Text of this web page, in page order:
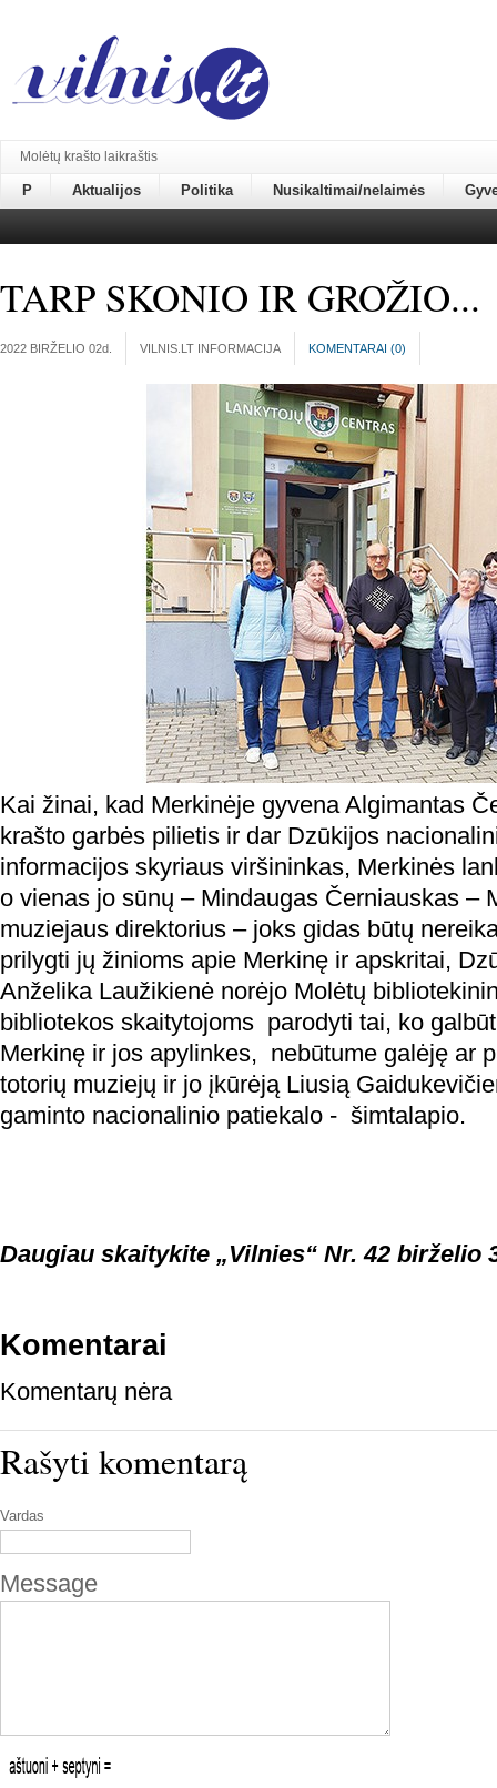
Molėtų krašto laikraštis
P Aktualijos Politika Nusikaltimai/nelaimės
TARP SKONIO IR GROŽIO...
2022 BIRŽELIO 02d. VILNIS.LT INFORMACIJA KOMENTARAI (0)
Kai žinai, kad Merkinėje gyvena Algimantas
krašto garbės pilietis ir dar Dzūkijos
informacijos skyriaus viršininkas, Merkinės
o vienas jo sūnų – Mindaugas Černiauskas –
muziejaus direktorius – joks gidas būtų
prilygti jų žinioms apie Merkinę ir apskritai,
Anželika Laužikienė norėjo Molėtų
bibliotekos skaitytojoms parodyti tai, ko
Merkinę ir jos apylinkes, nebūtume galėję ar
totorių muziejų ir jo įkūrėją Liusią
gaminto nacionalinio patiekalo - šimtalapio.
Daugiau skaitykite „Vilnies“ Nr. 42 birželio
Komentarai
Komentarų nėra
Rašyti komentarą
Vardas
Message